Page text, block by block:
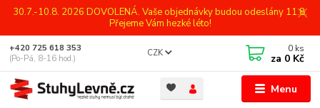
30.7.-10.8. 2026 DOVOLENÁ. Vaše objednávky budou odeslány 11.8.
Přejeme Vám hezké léto!
Menu
CZK
+420 725 618 353
(Po-Pá, 8-16 hod.)
0 ks
za 0 Kč